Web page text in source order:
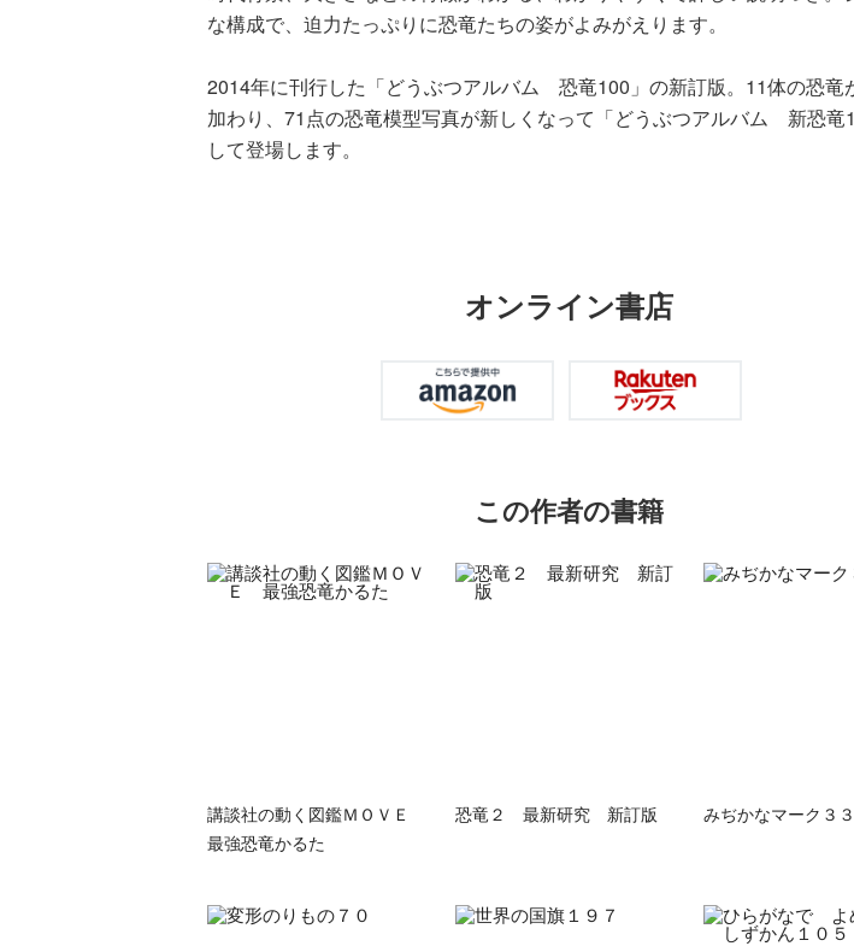
な構成で、迫力たっぷりに恐竜たちの姿がよみがえります。
2014年に刊行した「どうぶつアルバム 恐竜100」の新訂版。11体の恐竜
加わり、71点の恐竜模型写真が新しくなって「どうぶつアルバム 新恐竜
して登場します。
オンライン書店
この作者の書籍
講談社の動く図鑑ＭＯＶＥ
最強恐竜かるた
恐竜２ 最新研究 新訂版 みぢかなマーク３